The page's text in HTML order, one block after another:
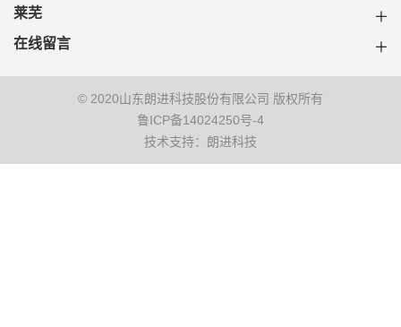
莱芜
在线留言
© 2020山东朗进科技股份有限公司 版权所有
鲁ICP备14024250号-4
技术支持：朗进科技